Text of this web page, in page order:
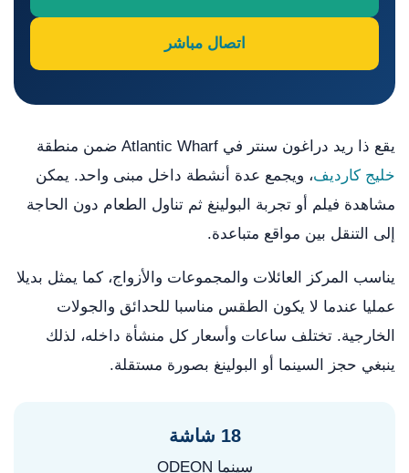
اتصال مباشر
يقع ذا ريد دراغون سنتر في Atlantic Wharf ضمن منطقة
خليج كارديف، ويجمع عدة أنشطة داخل مبنى واحد. يمكن
مشاهدة فيلم أو تجربة البولينغ ثم تناول الطعام دون الحاجة
إلى التنقل بين مواقع متباعدة.
يناسب المركز العائلات والمجموعات والأزواج، كما يمثل بديلا
عمليا عندما لا يكون الطقس مناسبا للحدائق والجولات
الخارجية. تختلف ساعات وأسعار كل منشأة داخله، لذلك
ينبغي حجز السينما أو البولينغ بصورة مستقلة.
18 شاشة
سينما ODEON